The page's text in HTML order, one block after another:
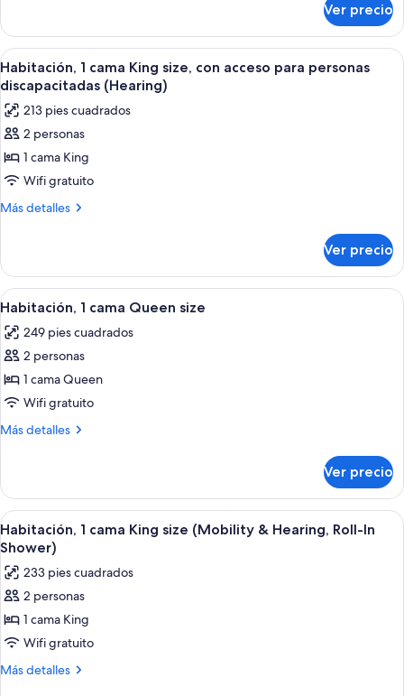
size,
balcón
1
cama
King
size,
balcón
Ver precio
Abrir
todas
las
fotos
de
Habitación,
1
cama
con
acceso
para
personas
discapacitadas
(Hearing)
Una habitación de hotel con
5
Habitación, 1 cama King size, con acceso para personas
discapacitadas (Hearing)
213 pies cuadrados
2 personas
1 cama King
Wifi gratuito
Más detalles
Más
1
cama
King
con
acceso
personas
discapacitadas
Ver precio
Abrir
todas
las
fotos
de
Habitación,
1
size
Una cafetera sobre una bandeja con
4
Habitación, 1 cama Queen size
249 pies cuadrados
2 personas
1 cama Queen
Wifi gratuito
Más detalles
Más
1
cama
Queen
size
Ver precio
Abrir
todas
las
fotos
de
Habitación,
1
cama
Una habitación de hotel con
5
Habitación, 1 cama King size (Mobility & Hearing, Roll-In
Shower)
233 pies cuadrados
2 personas
1 cama King
Wifi gratuito
Más detalles
Más